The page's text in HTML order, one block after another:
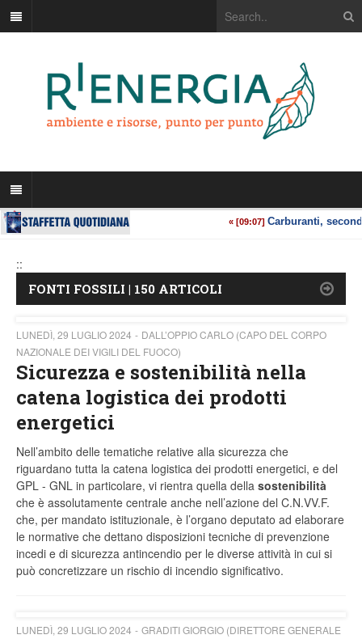
::
FONTI FOSSILI | 150 ARTICOLI
LUNEDÌ, 29 LUGLIO 2024
DALL’OPPIO CARLO (CAPO DEL CORPO
NAZIONALE DEI VIGILI DEL FUOCO)
Sicurezza e sostenibilità nella
catena logistica dei prodotti
energetici
Nell’ambito delle tematiche relative alla sicurezza che
riguardano tutta la catena logistica dei prodotti energetici, e del
GPL - GNL in particolare, vi rientra quella della sostenibilità
che è assolutamente centrale anche nell’azione del C.N.VV.F.
che, per mandato istituzionale, è l’organo deputato ad elaborare
le normative che dettano disposizioni tecniche di prevenzione
incedi e di sicurezza antincendio per le diverse attività in cui si
può concretizzare un rischio di incendio significativo.
LUNEDÌ, 29 LUGLIO 2024
GRADITI GIORGIO (DIRETTORE GENERALE